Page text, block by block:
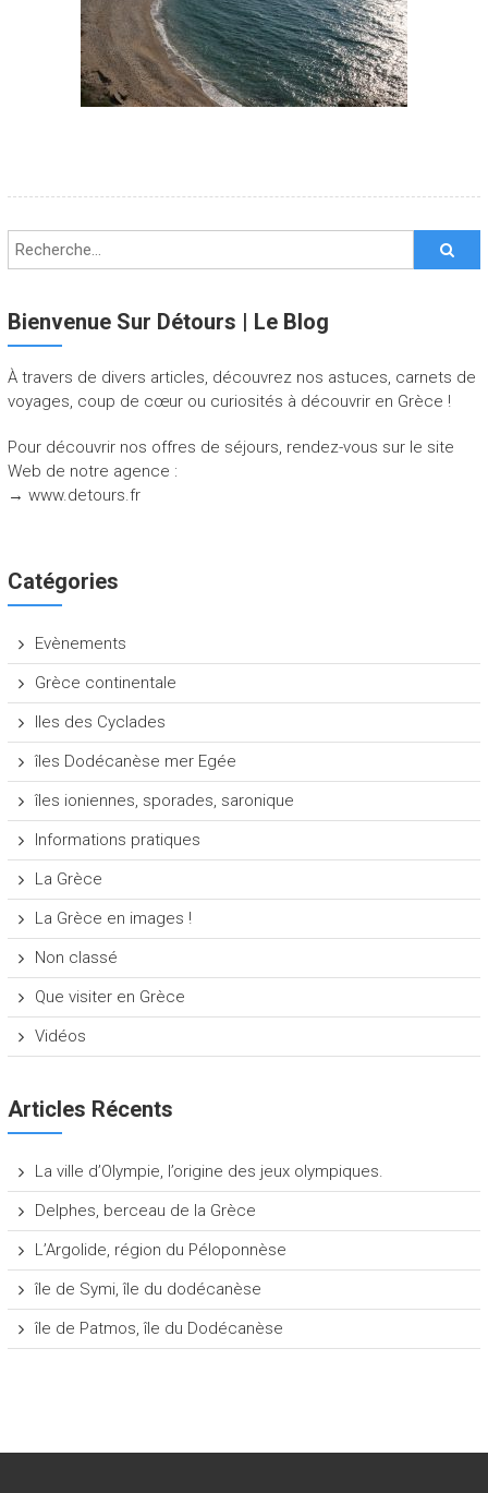
Bienvenue Sur Détours | Le Blog
À travers de divers articles, découvrez nos astuces, carnets de
voyages, coup de cœur ou curiosités à découvrir en Grèce !
Pour découvrir nos offres de séjours, rendez-vous sur le site
Web de notre agence :
→ www.detours.fr
Catégories
Evènements
Grèce continentale
Iles des Cyclades
îles Dodécanèse mer Egée
îles ioniennes, sporades, saronique
Informations pratiques
La Grèce
La Grèce en images !
Non classé
Que visiter en Grèce
Vidéos
Articles Récents
La ville d’Olympie, l’origine des jeux olympiques.
Delphes, berceau de la Grèce
L’Argolide, région du Péloponnèse
île de Symi, île du dodécanèse
île de Patmos, île du Dodécanèse